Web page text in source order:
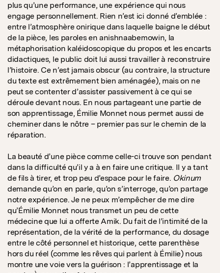
plus qu’une performance, une expérience qui nous
engage personnellement. Rien n’est ici donné d’emblée :
entre l’atmosphère onirique dans laquelle baigne le début
de la pièce, les paroles en anishnaabemowin, la
métaphorisation kaléidoscopique du propos et les encarts
didactiques, le public doit lui aussi travailler à reconstruire
l’histoire. Ce n’est jamais obscur (au contraire, la structure
du texte est extrêmement bien aménagée), mais on ne
peut se contenter d’assister passivement à ce qui se
déroule devant nous. En nous partageant une partie de
son apprentissage, Émilie Monnet nous permet aussi de
cheminer dans le nôtre – premier pas sur le chemin de la
réparation.
La beauté d’une pièce comme celle-ci trouve son pendant
dans la difficulté qu’il y a à en faire une critique. Il y a tant
de fils à tirer, et trop peu d’espace pour le faire. Okinum
demande qu’on en parle, qu’on s’interroge, qu’on partage
notre expérience. Je ne peux m’empêcher de me dire
qu’Émilie Monnet nous transmet un peu de cette
médecine que lui a offerte Amik. Du fait de l’intimité de la
représentation, de la vérité de la performance, du dosage
entre le côté personnel et historique, cette parenthèse
hors du réel (comme les rêves qui parlent à Émilie) nous
montre une voie vers la guérison : l’apprentissage et la